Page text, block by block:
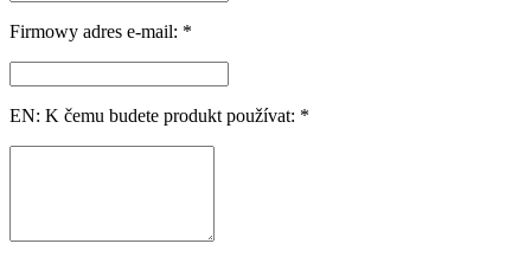
Firmowy adres e-mail: *
EN: K čemu budete produkt používat: *